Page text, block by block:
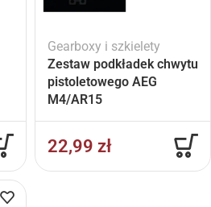
Gearboxy i szkielety
Zestaw podkładek chwytu
pistoletowego AEG
M4/AR15
22,99 zł